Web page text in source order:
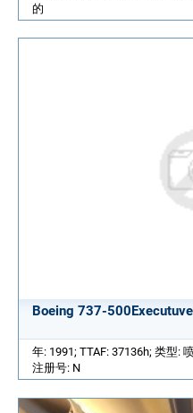
的
Boeing 737-
年: 1991; TTAF: 37136h; 类型:
注册号: N